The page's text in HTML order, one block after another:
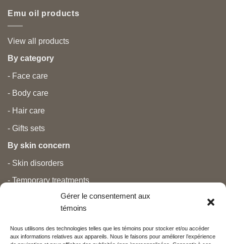
Gérer le consentement aux
témoins
Nous utilisons des technologies telles que les témoins pour stocker et/ou accéder
aux informations relatives aux appareils. Nous le faisons pour améliorer l’expérience
Emu oil products
View all products
By category
- Face care
- Body care
- Hair care
- Gifts sets
By skin concern
- Skin disorders
- Temporary treatments
- Pregnancy and newborns